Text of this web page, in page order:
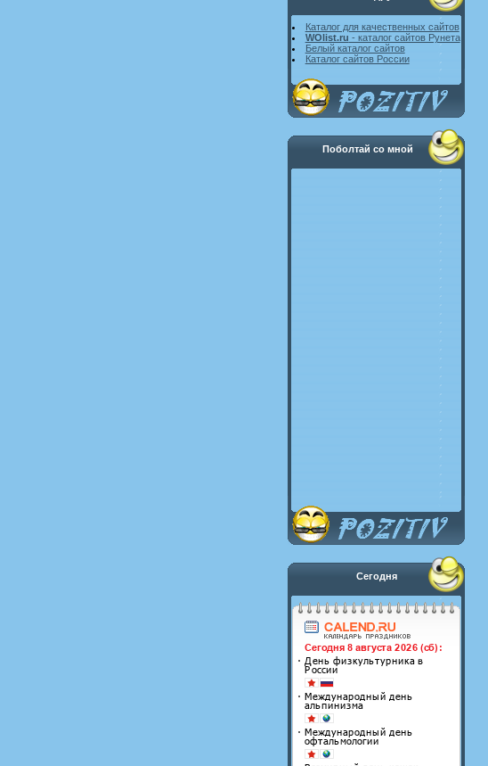
Каталог для качественных сайтов
WOlist.ru - каталог сайтов Рунета
Белый каталог сайтов
Каталог сайтов России
Поболтай со мной
Сегодня